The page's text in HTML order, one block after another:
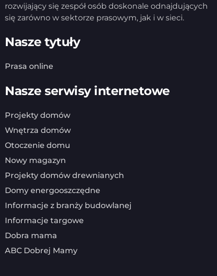
rozwijający się zespół osób doskonale odnajdujących
się zarówno w sektorze prasowym, jak i w sieci.
Nasze tytuły
Prasa online
Nasze serwisy internetowe
Projekty domów
Wnętrza domów
Otoczenie domu
Nowy magazyn
Projekty domów drewnianych
Domy energooszczędne
Informacje z branży budowlanej
Informacje targowe
Dobra mama
ABC Dobrej Mamy